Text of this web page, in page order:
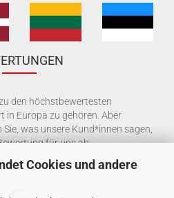
Cookies und andere
den höchstbewertesten
in Europa zu gehören. Aber
was unsere Kund*innen sagen,
für uns ab: